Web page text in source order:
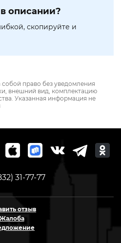
описании?
скопируйте и
собой право без уведомления
внешний вид, комплектацию
Указанная информация не
31-77-77
отзыв
Жалоба